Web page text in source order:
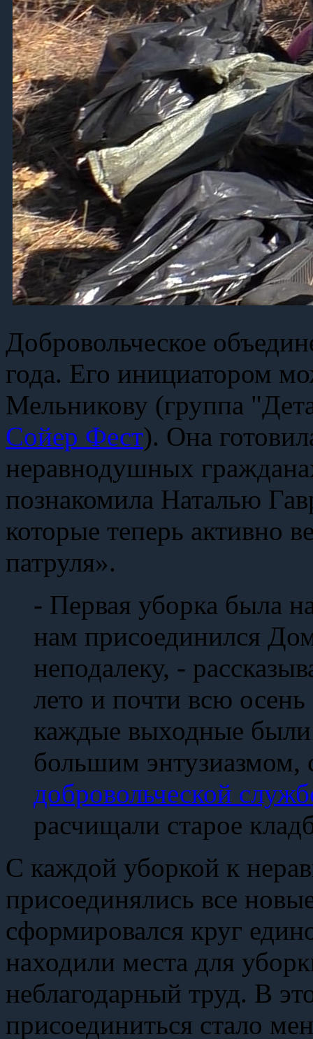
Добровольческое
года. Его инициатором
Мельникову (группа
Сойер Фест). Она
неравнодушных
познакомила Наталью
которые теперь активно
патруля».
- Первая уборка была
нам присоединился
неподалеку, -
лето и почти всю
каждые выходные
большим энтузиазмом,
добровольческой
расчищали старое
С каждой уборкой к
присоединялись все
сформировался круг
находили места для
неблагодарный труд. В
присоединиться стало